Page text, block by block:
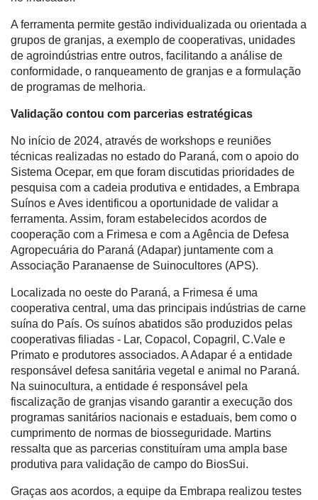
para
Recursos
Hídricos
Membros
Néctar
Tecprime
Agro
Lean
Way
Consulting
ONE
CHB
A ferramenta permite gestão individualizada ou orientada a
grupos de granjas, a exemplo de cooperativas, unidades
de agroindústrias entre outros, facilitando a análise de
conformidade, o ranqueamento de granjas e a formulação
de programas de melhoria.
Validação contou com parcerias estratégicas
No início de 2024, através de workshops e reuniões
técnicas realizadas no estado do Paraná, com o apoio do
Sistema Ocepar, em que foram discutidas prioridades de
pesquisa com a cadeia produtiva e entidades, a Embrapa
Suínos e Aves identificou a oportunidade de validar a
ferramenta. Assim, foram estabelecidos acordos de
cooperação com a Frimesa e com a Agência de Defesa
Agropecuária do Paraná (Adapar) juntamente com a
Associação Paranaense de Suinocultores (APS).
Localizada no oeste do Paraná, a Frimesa é uma
cooperativa central, uma das principais indústrias de carne
suína do País. Os suínos abatidos são produzidos pelas
cooperativas filiadas - Lar, Copacol, Copagril, C.Vale e
Primato e produtores associados. A Adapar é a entidade
responsável defesa sanitária vegetal e animal no Paraná.
Na suinocultura, a entidade é responsável pela
fiscalização de granjas visando garantir a execução dos
programas sanitários nacionais e estaduais, bem como o
cumprimento de normas de biosseguridade. Martins
ressalta que as parcerias constituíram uma ampla base
produtiva para validação de campo do BiosSui.
Graças aos acordos, a equipe da Embrapa realizou testes